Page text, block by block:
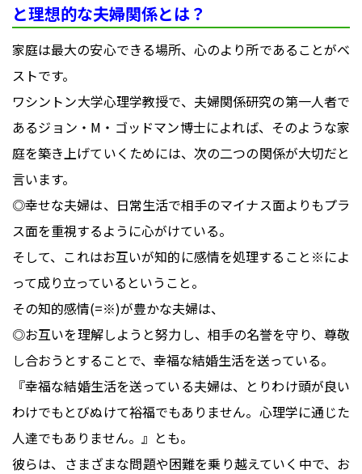
と理想的な夫婦関係とは？
家庭は最大の安心できる場所、心のより所であることがベ
ストです。
ワシントン大学心理学教授で、夫婦関係研究の第一人者で
あるジョン・M・ゴッドマン博士によれば、そのような家
庭を築き上げていくためには、次の二つの関係が大切だと
言います。
◎幸せな夫婦は、日常生活で相手のマイナス面よりもプラ
ス面を重視するように心がけている。
そして、これはお互いが知的に感情を処理すること※によ
って成り立っているということ。
その知的感情(=※)が豊かな夫婦は、
◎お互いを理解しようと努力し、相手の名誉を守り、尊敬
し合おうとすることで、幸福な結婚生活を送っている。
『幸福な結婚生活を送っている夫婦は、とりわけ頭が良い
わけでもとびぬけて裕福でもありません。心理学に通じた
人達でもありません。』とも。
彼らは、さまざまな問題や困難を乗り越えていく中で、お